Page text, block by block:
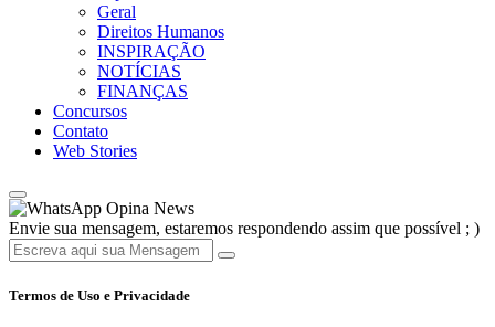
Geral
Direitos Humanos
INSPIRAÇÃO
NOTÍCIAS
FINANÇAS
Concursos
Contato
Web Stories
Opina News
Envie sua mensagem, estaremos respondendo assim que possível ; )
Termos de Uso e Privacidade